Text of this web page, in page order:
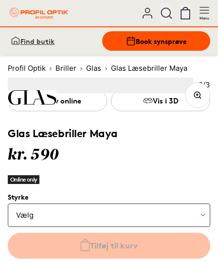
Menu
Find butik Book synsprøve
Profil Optik Briller Glas Glas Læsebriller Maya
Glas Læsebriller Maya
kr. 590
Online only
Styrke
Tilføj til kurv
Prøv online Vis i 3D
2/3
Image 3